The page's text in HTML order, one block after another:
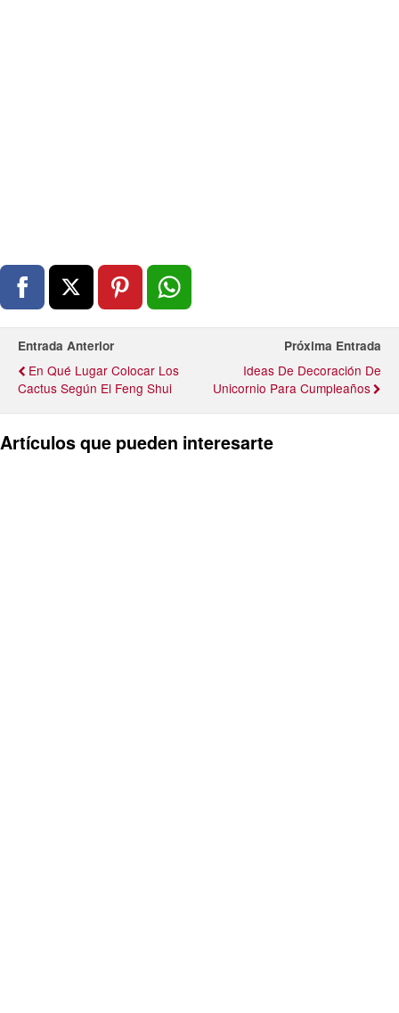
Entrada Anterior
En Qué Lugar Colocar Los
Cactus Según El Feng Shui
Próxima Entrada
Ideas De Decoración De
Unicornio Para Cumpleaños
Artículos que pueden interesarte